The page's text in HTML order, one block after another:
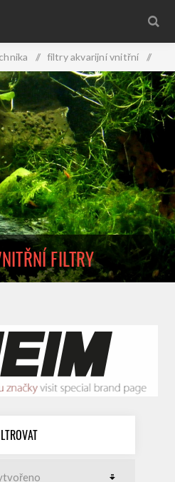
/ filtry akvarijní vnitřní /
- vnitřní filtry
FILTRY